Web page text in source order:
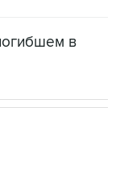
в